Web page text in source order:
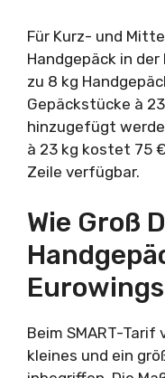
Für Kurz- und
Handgepäck in
zu 8 kg
Gepäckstücke à
hinzugefügt
à 23 kg kostet 75
Zeile verfügbar.
Wie Groß
Beim SMART-
kleines und ein